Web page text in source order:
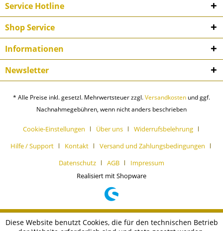
Service Hotline
Shop Service
Informationen
Newsletter
* Alle Preise inkl. gesetzl. Mehrwertsteuer zzgl.Versandkosten und ggf.
Nachnahmegebühren, wenn nicht anders beschrieben
Cookie-Einstellungen Über uns
Widerrufsbelehrung
Hilfe / Support
Kontakt
Versand und Zahlungsbedingungen
Datenschutz
AGB
Impressum
Realisiert mit Shopware
Diese Website benutzt Cookies, die für den technischen Betrieb